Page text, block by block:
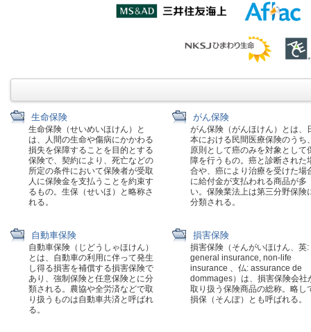
生命保険
生命保険（せいめいほけん）と
は、人間の生命や傷病にかかわる
損失を保障することを目的とする
保険で、契約により、死亡などの
所定の条件において保険者が受取
人に保険金を支払うことを約束す
るもの。生保（せいほ）と略称さ
れる。
がん保険
がん保険（がんほけん）とは、
本における民間医療保険のうち
原則として癌のみを対象として
障を行うもの。癌と診断された
合や、癌により治療を受けた場
に給付金が支払われる商品が多
い。保険業法上は第三分野保険
分類される。
自動車保険
自動車保険（じどうしゃほけん）
とは、自動車の利用に伴って発生
し得る損害を補償する損害保険で
あり、強制保険と任意保険とに分
類される。農協や全労済などで取
り扱うものは自動車共済と呼ばれ
る。
損害保険
損害保険（そんがいほけん、英:
general insurance, non-life
insurance 、仏: assurance de
dommages）は、損害保険会社
取り扱う保険商品の総称。略し
損保（そんぽ）とも呼ばれる。